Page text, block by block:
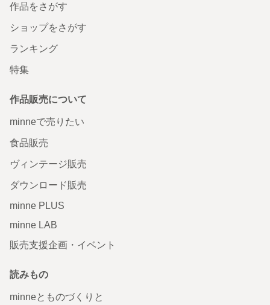
作品をさがす
ショップをさがす
ランキング
特集
作品販売について
minneで売りたい
食品販売
ヴィンテージ販売
ダウンロード販売
minne PLUS
minne LAB
販売支援企画・イベント
読みもの
minneとものづくりと